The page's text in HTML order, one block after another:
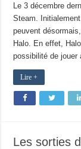
Le 3 décembre
Steam.
peuvent
Halo. En effet,
possibilité de jouer
Lire +
Les sorties